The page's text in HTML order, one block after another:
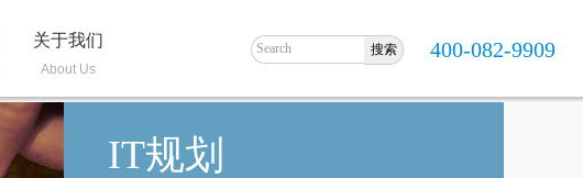
关于我们
About Us
400-082-9909
IT规划